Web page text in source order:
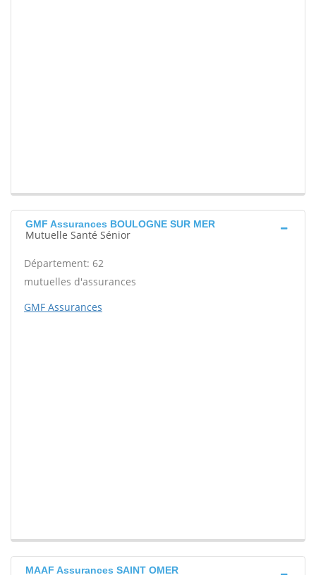
GMF Assurances BOULOGNE SUR MER
Mutuelle Santé Sénior
Département: 62
mutuelles d'assurances
GMF Assurances
MAAF Assurances SAINT OMER